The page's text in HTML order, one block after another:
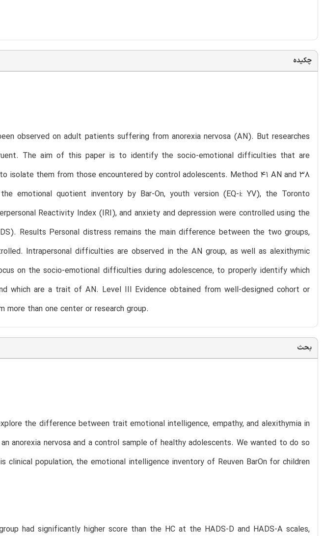
چکیده
observed on adult patients suffering from anorexia nervosa (AN). But researches
The aim of this paper is to identify the socio-emotional difficulties that are
isolate them from those encountered by control adolescents. Method 41 AN and 38
emotional quotient inventory by Bar-On, youth version (EQ-i: YV), the Toronto
Reactivity Index (IRI), and anxiety and depression were controlled using the
Results Personal distress remains the main difference between the two groups,
Intrapersonal difficulties are observed in the AN group, as well as alexithymic
on the socio-emotional difficulties during adolescence, to properly identify which
which are a trait of AN. Level III Evidence obtained from well-designed cohort or
than one center or research group.
بحث
the difference between trait emotional intelligence, empathy, and alexithymia in
anorexia nervosa and a control sample of healthy adolescents. We wanted to do so
clinical population, the emotional intelligence inventory of Reuven BarOn for children
had significantly higher score than the HC at the HADS-D and HADS-A scales,